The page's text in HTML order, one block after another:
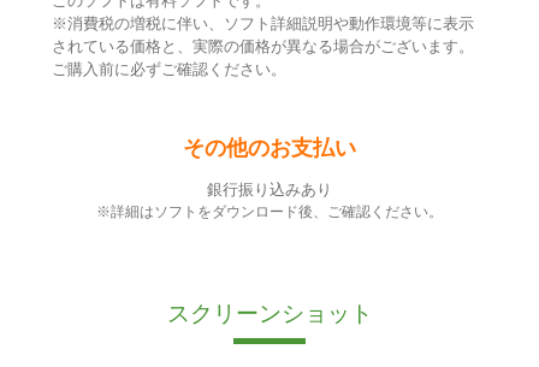
※消費税の増税に伴い、ソフト詳細説明や動作環境等に表示
されている価格と、実際の価格が異なる場合がございます。
ご購入前に必ずご確認ください。
その他のお支払い
銀行振り込みあり
※詳細はソフトをダウンロード後、ご確認ください。
スクリーンショット